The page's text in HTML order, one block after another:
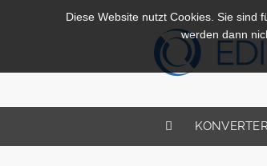
KONVERTER
Diese Website nutzt Cookies. Sie sind
werden dann